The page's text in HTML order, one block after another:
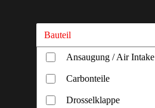
Bauteil
Ansaugung / Air Intake
Carbonteile
Drosselklappe